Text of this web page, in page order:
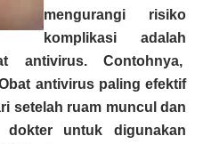
mengurangi risiko
komplikasi adalah
antivirus. Contohnya,
antivirus paling efektif
setelah ruam muncul dan
dokter untuk digunakan